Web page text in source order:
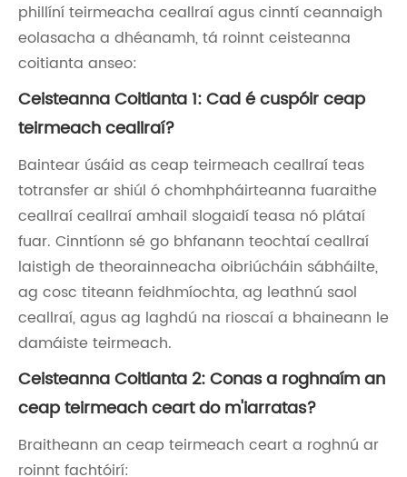
phillíní teirmeacha ceallraí agus cinntí ceannaigh
eolasacha a dhéanamh, tá roinnt ceisteanna
coitianta anseo:
Ceisteanna Coitianta 1: Cad é cuspóir ceap
teirmeach ceallraí?
Baintear úsáid as ceap teirmeach ceallraí teas
totransfer ar shiúl ó chomhpháirteanna fuaraithe
ceallraí ceallraí amhail slogaidí teasa nó plátaí
fuar. Cinntíonn sé go bhfanann teochtaí ceallraí
laistigh de theorainneacha oibriúcháin sábháilte,
ag cosc ​​titeann feidhmíochta, ag leathnú saol
ceallraí, agus ag laghdú na rioscaí a bhaineann le
damáiste teirmeach.
Ceisteanna Coitianta 2: Conas a roghnaím an
ceap teirmeach ceart do m'iarratas?
Braitheann an ceap teirmeach ceart a roghnú ar
roinnt fachtóirí: